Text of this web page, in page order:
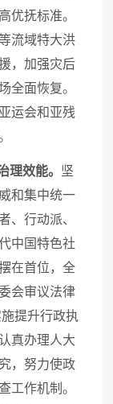
优抚标准。
流域特大洪
，加强灾后
全面恢复。
运会和亚残
理效能。 坚
和集中统一
、行动派、
中国特色社
在首位，全
会审议法律
提升行政执
真办理人大
，努力使政
工作机制。